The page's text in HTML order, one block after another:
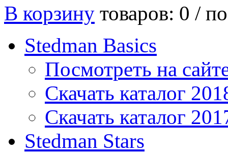
В корзину товаров: 0 /
Stedman Basics
Посмотреть на
Скачать каталог
Скачать каталог
Stedman Stars